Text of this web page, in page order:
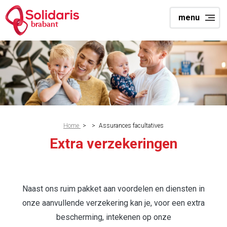
Skip
to
main
content
menu
brabant
Breadcrumb
Home > > Assurances facultatives
Extra verzekeringen
Naast ons ruim pakket aan voordelen en diensten in
onze aanvullende verzekering kan je, voor een extra
bescherming, intekenen op onze